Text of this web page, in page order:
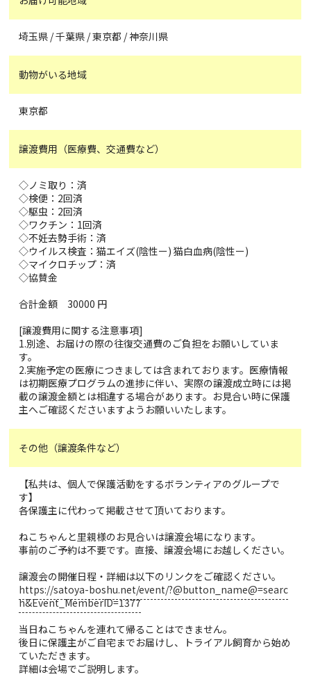
埼玉県 / 千葉県 / 東京都 / 神奈川県
動物がいる地域
東京都
譲渡費用（医療費、交通費など）
◇ノミ取り：済
◇検便：2回済
◇駆虫：2回済
◇ワクチン：1回済
◇不妊去勢手術：済
◇ウイルス検査：猫エイズ(陰性ー) 猫白血病(陰性ー)
◇マイクロチップ：済
◇協賛金
合計金額 30000 円
[譲渡費用に関する注意事項]
1.別途、お届けの際の往復交通費のご負担をお願いしていま
す。
2.実施予定の医療につきましては含まれております。医療情報
は初期医療プログラムの進捗に伴い、実際の譲渡成立時には掲
載の譲渡金額とは相違する場合があります。お見合い時に保護
主へご確認くださいますようお願いいたします。
その他（譲渡条件など）
【私共は、個人で保護活動をするボランティアのグループで
す】
各保護主に代わって掲載させて頂いております。
ねこちゃんと里親様のお見合いは譲渡会場になります。
事前のご予約は不要です。直接、譲渡会場にお越しください。
譲渡会の開催日程・詳細は以下のリンクをご確認ください。
https://satoya-boshu.net/event/?@button_name@=searc
h&Event_MemberID=1377
当日ねこちゃんを連れて帰ることはできません。
後日に保護主がご自宅までお届けし、トライアル飼育から始め
ていただきます。
詳細は会場でご説明します。